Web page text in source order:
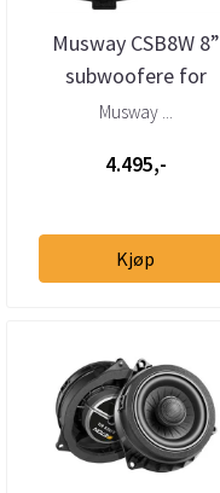
Musway CSB8W 8”
subwoofere for
BMW/Mini (par)
Musway ...
4.495,-
Kjøp